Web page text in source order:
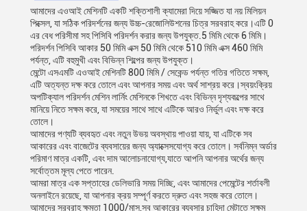
আমাদের এওআই মেশিনটি একটি শক্তিশালী ক্যামেরা দিয়ে সজ্জিত যা নয় মিলিয়ন
পিক্সেল, যা সঠিক পরিদর্শনের জন্য উচ্চ-রেজোলিউশনের চিত্র সরবরাহ করে।এটি 0
এর বেধ পরিসীমা সহ পিসিবি পরিদর্শন করার জন্য উপযুক্ত.5 মিমি থেকে 6 মিমি।
পরিদর্শন পিসিবি আকার 50 মিমি এক্স 50 মিমি থেকে 510 মিমি এক্স 460 মিমি
পর্যন্ত, এটি বহুমুখী এবং বিভিন্ন শিল্পের জন্য উপযুক্ত।
মেন্টো এসএমটি এওআই মেশিনটি 800 মিমি / সেকেন্ড পর্যন্ত গতির গতিতে সক্ষম,
এটি অত্যন্ত দক্ষ করে তোলে এবং আপনার সময় এবং অর্থ সাশ্রয় করে।স্বয়ংক্রিয়
অপটিক্যাল পরিদর্শন মেশিন লার্নিং মেশিনকে শিখতে এবং বিভিন্ন দৃশ্যকল্পের সাথে
মানিয়ে নিতে সক্ষম করে, যা সময়ের সাথে সাথে এটিকে আরও নির্ভুল এবং দক্ষ করে
তোলে।
আমাদের পণ্যটি ব্যবহৃত এবং নতুন উভয় অবস্থায় পাওয়া যায়, যা এটিকে সব
আকারের এবং বাজেটের ব্যবসায়ের জন্য অ্যাক্সেসযোগ্য করে তোলে। সর্বনিম্ন অর্ডার
পরিমাণ মাত্র একটি, এবং দাম আলোচনাযোগ্য,যাতে আপনি আপনার অর্থের জন্য
সর্বোত্তম মূল্য পেতে পারেন.
আমরা মাত্র এক সপ্তাহের ডেলিভারি সময় দিচ্ছি, এবং আমাদের পেমেন্টের শর্তাবলী
অনলাইনে রয়েছে, যা আপনার ক্রয় সম্পূর্ণ করতে দ্রুত এবং সহজ করে তোলে।
আমাদের সরবরাহ ক্ষমতা 1000/মাস,সব আকারের ব্যবসার চাহিদা মেটাতে সক্ষম